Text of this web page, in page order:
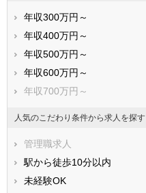
年収300万円～
年収400万円～
年収500万円～
年収600万円～
年収700万円～
人気のこだわり条件から求人を探す
管理職求人
駅から徒歩10分以内
未経験OK